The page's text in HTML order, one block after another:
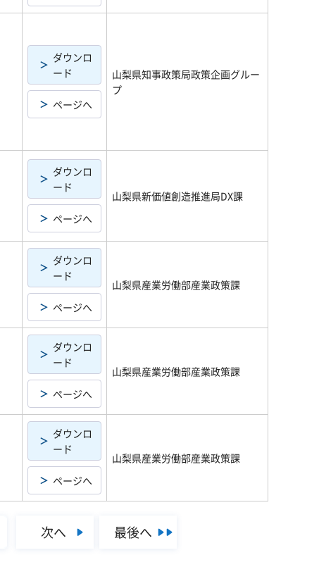
ダウンロ
ード
ページへ
山梨県知事政策局政策企画グルー
プ
ダウンロ
ード
ページへ
山梨県新価値創造推進局DX課
ダウンロ
ード
ページへ
山梨県産業労働部産業政策課
ダウンロ
ード
ページへ
山梨県産業労働部産業政策課
ダウンロ
ード
ページへ
山梨県産業労働部産業政策課
次へ 最後へ